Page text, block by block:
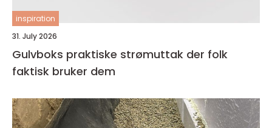
inspiration
31. July 2026
Gulvboks praktiske strømuttak der folk
faktisk bruker dem